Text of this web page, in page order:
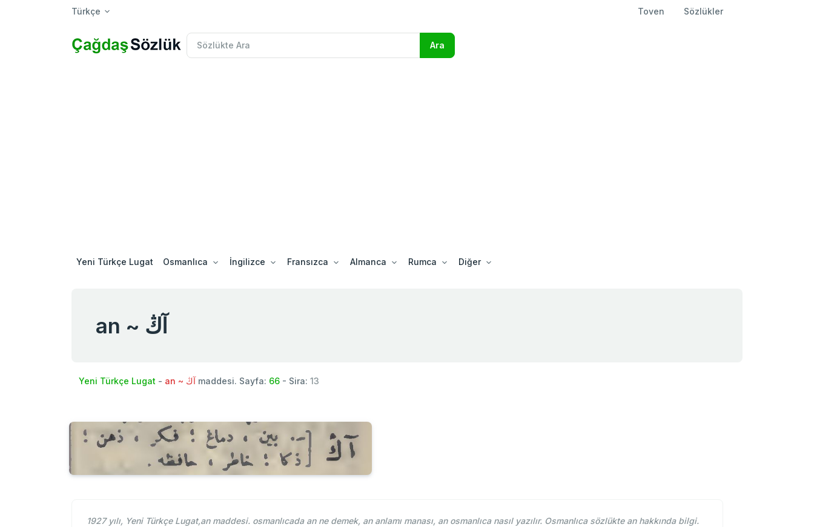
Türkçe Toven Sözlükler
Yeni Türkçe Lugat Osmanlıca İngilizce Fransızca Almanca Rumca Diğer
an ~ آڭ
Yeni Türkçe Lugat - an ~ آڭ maddesi. Sayfa: 66 - Sira: 13
1927 yılı, Yeni Türkçe Lugat,an maddesi. osmanlıcada an ne demek, an anlamı manası, an osmanlıca nasıl yazılır. Osmanlıca sözlükte an hakkında bilgi.